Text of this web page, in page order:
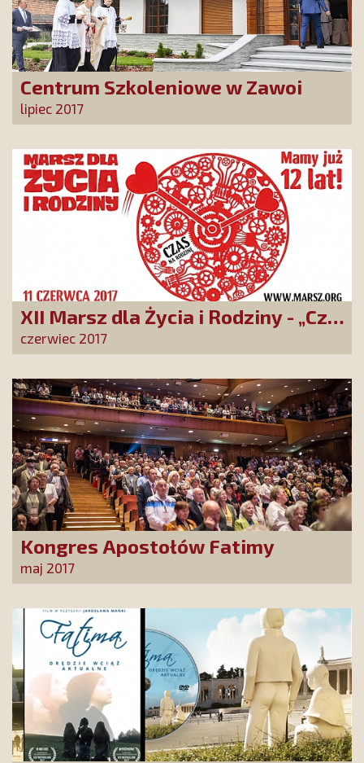
Centrum Szkoleniowe w Zawoi
lipiec 2017
XII Marsz dla Życia i Rodziny - „Czas
na rodzinę”
czerwiec 2017
Kongres Apostołów Fatimy
maj 2017